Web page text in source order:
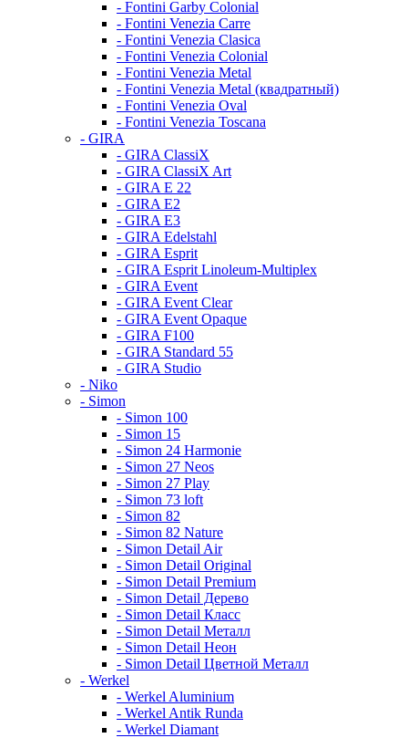
- Fontini Garby Colonial
- Fontini Venezia Carre
- Fontini Venezia Clasica
- Fontini Venezia Colonial
- Fontini Venezia Metal
- Fontini Venezia Metal (квадратный)
- Fontini Venezia Oval
- Fontini Venezia Toscana
- GIRA
- GIRA ClassiX
- GIRA ClassiX Art
- GIRA E 22
- GIRA E2
- GIRA E3
- GIRA Edelstahl
- GIRA Esprit
- GIRA Esprit Linoleum-Multiplex
- GIRA Event
- GIRA Event Clear
- GIRA Event Opaque
- GIRA F100
- GIRA Standard 55
- GIRA Studio
- Niko
- Simon
- Simon 100
- Simon 15
- Simon 24 Harmonie
- Simon 27 Neos
- Simon 27 Play
- Simon 73 loft
- Simon 82
- Simon 82 Nature
- Simon Detail Air
- Simon Detail Original
- Simon Detail Premium
- Simon Detail Дерево
- Simon Detail Класс
- Simon Detail Металл
- Simon Detail Неон
- Simon Detail Цветной Металл
- Werkel
- Werkel Aluminium
- Werkel Antik Runda
- Werkel Diamant